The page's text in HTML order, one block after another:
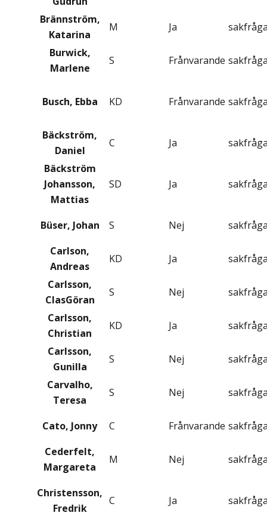
Brännström,
Katarina
M Ja
Burwick,
Marlene
S Frånvarande
Busch, Ebba KD Frånvarande
Bäckström,
Daniel
C Ja
Bäckström
Johansson,
Mattias
SD Ja
Büser, Johan S Nej
Carlson,
Andreas
KD Ja
Carlsson,
ClasGöran
S Nej
Carlsson,
Christian
KD Ja
Carlsson,
Gunilla
S Nej
Carvalho,
Teresa
S Nej
Cato, Jonny C Frånvarande
Cederfelt,
Margareta
M Nej
Christensson,
Fredrik
C Ja